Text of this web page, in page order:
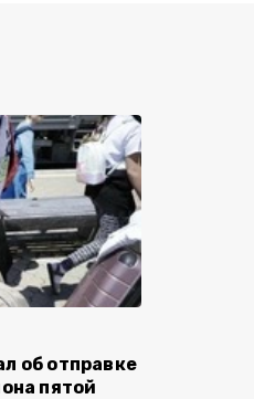
об отправке
пятой